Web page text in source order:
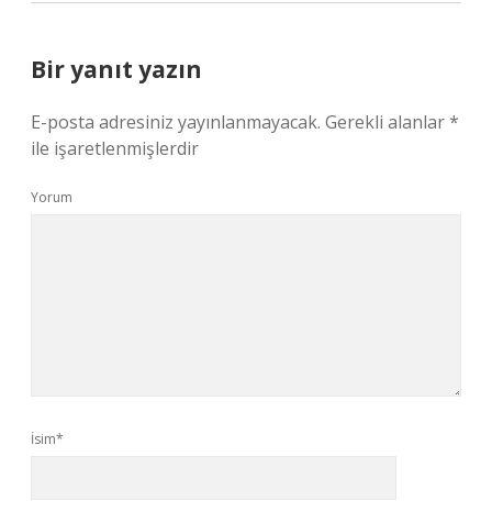
Bir yanıt yazın
E-posta adresiniz yayınlanmayacak. Gerekli alanlar*
ile işaretlenmişlerdir
Yorum
İsim*